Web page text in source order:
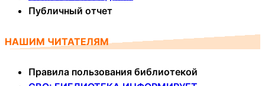
Публичный отчет
НАШИМ ЧИТАТЕЛЯМ
Правила пользования библиотекой